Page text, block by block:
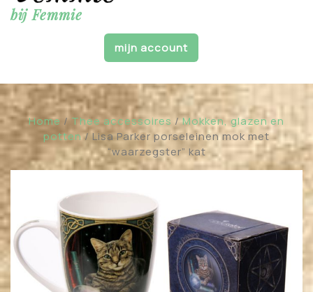
bij Femmie
mijn account
Home /Thee accessoires /Mokken, glazen en
potten/ Lisa Parker porseleinen mok met
“waarzegster” kat